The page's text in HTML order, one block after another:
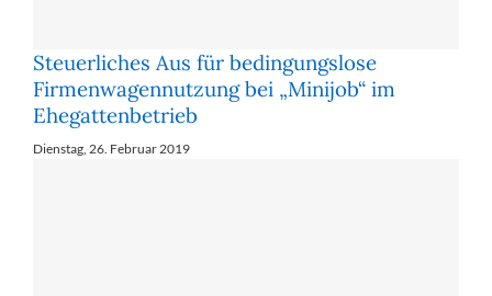
Steuerliches Aus für bedingungslose
Firmenwagennutzung bei „Minijob“ im
Ehegattenbetrieb
Dienstag, 26. Februar 2019